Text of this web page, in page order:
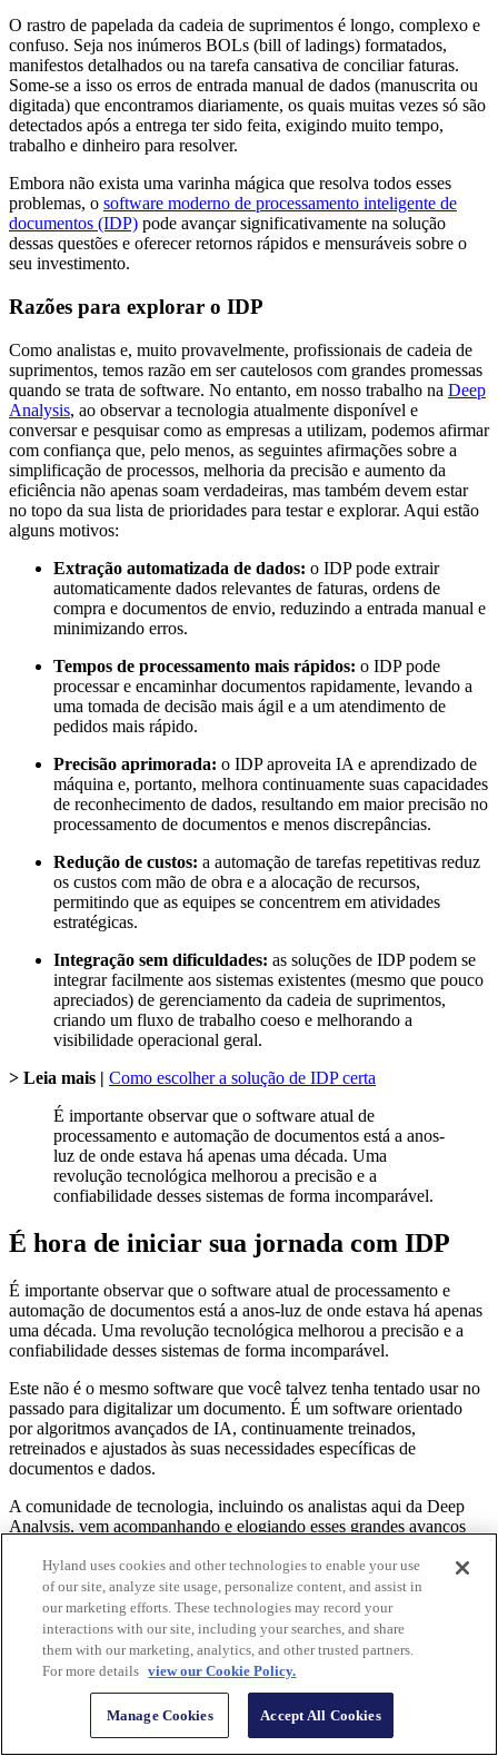
O rastro de papelada da cadeia de suprimentos é longo, complexo e
confuso. Seja nos inúmeros BOLs (bill of ladings) formatados,
manifestos detalhados ou na tarefa cansativa de conciliar faturas.
Some-se a isso os erros de entrada manual de dados (manuscrita ou
digitada) que encontramos diariamente, os quais muitas vezes só são
detectados após a entrega ter sido feita, exigindo muito tempo,
trabalho e dinheiro para resolver.
Embora não exista uma varinha mágica que resolva todos esses
problemas, o software moderno de processamento inteligente de
documentos (IDP) pode avançar significativamente na solução
dessas questões e oferecer retornos rápidos e mensuráveis sobre o
seu investimento.
Razões para explorar o IDP
Como analistas e, muito provavelmente, profissionais de cadeia de
suprimentos, temos razão em ser cautelosos com grandes promessas
quando se trata de software. No entanto, em nosso trabalho na Deep
Analysis, ao observar a tecnologia atualmente disponível e
conversar e pesquisar como as empresas a utilizam, podemos afirmar
com confiança que, pelo menos, as seguintes afirmações sobre a
simplificação de processos, melhoria da precisão e aumento da
eficiência não apenas soam verdadeiras, mas também devem estar
no topo da sua lista de prioridades para testar e explorar. Aqui estão
alguns motivos:
Extração automatizada de dados: o IDP pode extrair
automaticamente dados relevantes de faturas, ordens de
compra e documentos de envio, reduzindo a entrada manual e
minimizando erros.
Tempos de processamento mais rápidos: o IDP pode
processar e encaminhar documentos rapidamente, levando a
uma tomada de decisão mais ágil e a um atendimento de
pedidos mais rápido.
Precisão aprimorada: o IDP aproveita IA e aprendizado de
máquina e, portanto, melhora continuamente suas capacidades
de reconhecimento de dados, resultando em maior precisão no
processamento de documentos e menos discrepâncias.
Redução de custos: a automação de tarefas repetitivas reduz
os custos com mão de obra e a alocação de recursos,
permitindo que as equipes se concentrem em atividades
estratégicas.
Integração sem dificuldades: as soluções de IDP podem se
integrar facilmente aos sistemas existentes (mesmo que pouco
apreciados) de gerenciamento da cadeia de suprimentos,
criando um fluxo de trabalho coeso e melhorando a
visibilidade operacional geral.
> Leia mais | Como escolher a solução de IDP certa
É importante observar que o software atual de
processamento e automação de documentos está a anos-
luz de onde estava há apenas uma década. Uma
revolução tecnológica melhorou a precisão e a
confiabilidade desses sistemas de forma incomparável.
É hora de iniciar sua jornada com IDP
É importante observar que o software atual de processamento e
automação de documentos está a anos-luz de onde estava há apenas
uma década. Uma revolução tecnológica melhorou a precisão e a
confiabilidade desses sistemas de forma incomparável.
Este não é o mesmo software que você talvez tenha tentado usar no
passado para digitalizar um documento. É um software orientado
por algoritmos avançados de IA, continuamente treinados,
retreinados e ajustados às suas necessidades específicas de
documentos e dados.
A comunidade de tecnologia, incluindo os analistas aqui da Deep
Analysis, vem acompanhando e elogiando esses grandes avanços
transformar o trabalho de back office baseado em papel só agora
estão ganhando força no mundo externo — e não há motivo para
que a comunidade de cadeia de suprimentos fique de fora.
Sim, é uma jornada, e aquelas pilhas de documentos em papel não
vão desaparecer da noite para o dia, mas é uma jornada
incrivelmente fácil de começar. Mesmo os primeiros passos
Explore o Processamento Inteligente de Documentos da Hyland
Hyland uses cookies and other technologies to enable your use
of our site, analyze site usage, personalize content, and assist in
our marketing efforts. These technologies may record your
interactions with our site, including your searches, and share
them with our marketing, analytics, and other trusted partners.
For more details view our Cookie Policy.
Manage Cookies Accept All Cookies